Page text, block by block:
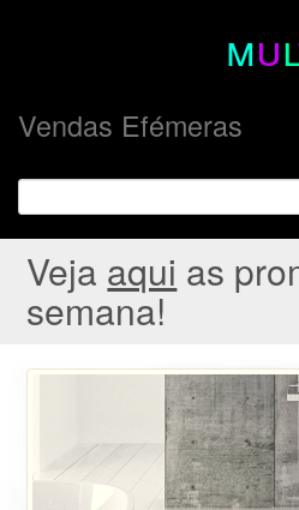
mul
Vendas Efémeras
Veja aqui as
semana!